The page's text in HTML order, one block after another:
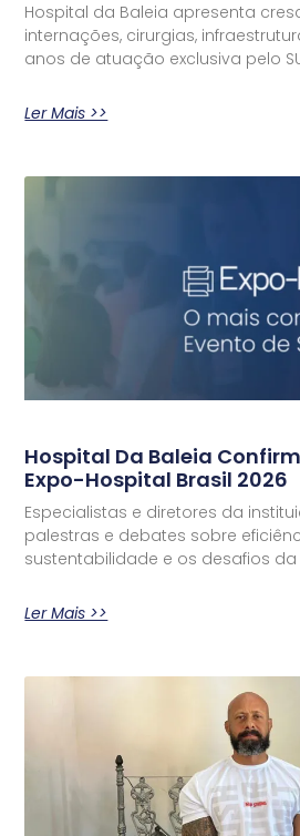
Hospital da Baleia apresenta
internações, cirurgias,
anos de atuação exclusiva pelo
Ler Mais >>
Hospital Da Baleia
Expo-Hospital Brasil 2026
Especialistas e diretores da
palestras e debates sobre
sustentabilidade e os desafios
Ler Mais >>